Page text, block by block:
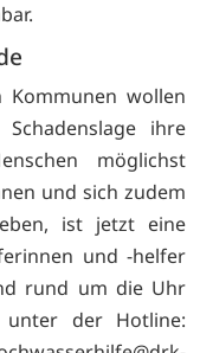
wollen
ihre
möglichst
und sich zudem
ist jetzt eine
und -helfer
rund um die Uhr
der Hotline: